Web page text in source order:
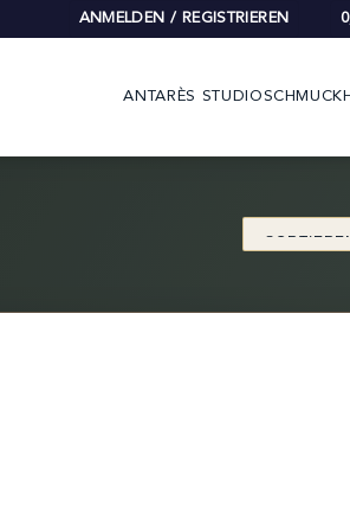
ANMELDEN / REGISTRIEREN
ANTARÈS STUDIOSCHMUCK